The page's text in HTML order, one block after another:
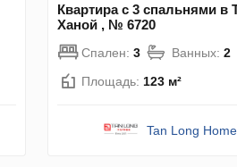
Квартира с 3 спальнями в
Ханой , № 6720
Спален: 3 Ванных: 2
Площадь: 123 м²
Tan Long